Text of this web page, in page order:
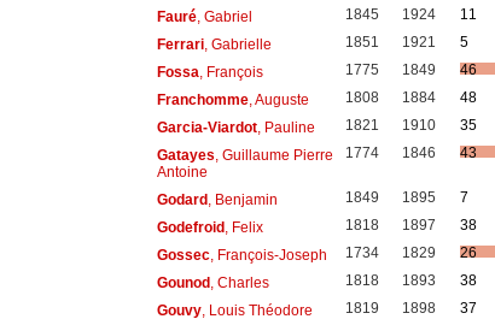
Fauré, Gabriel 1845 1924
11
Ferrari, Gabrielle 1851 1921
5
Fossa, François 1775 1849
46
Franchomme, Auguste 1808 1884
48
Garcia-Viardot, Pauline 1821 1910
35
Gatayes, Guillaume Pierre
Antoine
1774 1846 43
Godard , Benjamin 1849 1895
7
Godefroid , Felix 1818 1897
38
Gossec, François-Joseph 1734 1829
26
Gounod , Charles 1818 1893
38
Gouvy, Louis Théodore 1819 1898
37